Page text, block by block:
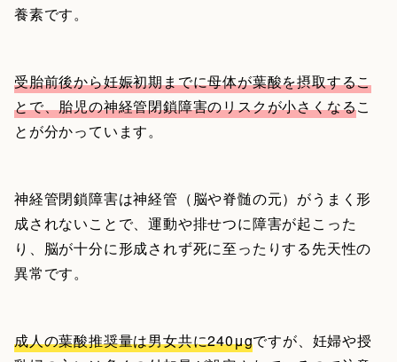
養素です。
受胎前後から妊娠初期までに母体が葉酸を摂取するこ
とで、胎児の神経管閉鎖障害のリスクが小さくなるこ
とが分かっています。
神経管閉鎖障害は神経管（脳や脊髄の元）がうまく形
成されないことで、運動や排せつに障害が起こった
り、脳が十分に形成されず死に至ったりする先天性の
異常です。
成人の葉酸推奨量は男女共に240μgですが、妊婦や授